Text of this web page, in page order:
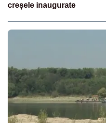
creșele inaugurate